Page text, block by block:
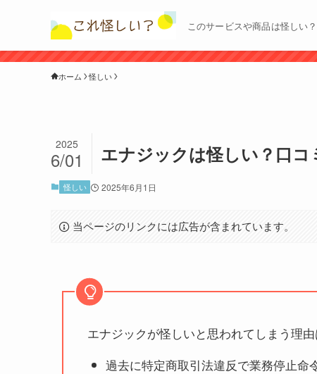
このサービスや商品は怪しい？
ホーム 怪しい
エナジックは怪しい？口コ
2025
6/01
怪しい 2025年6月1日
当ページのリンクには広告が含まれています。
エナジックが怪しいと思われてしまう理由
過去に特定商取引法違反で業務停止命